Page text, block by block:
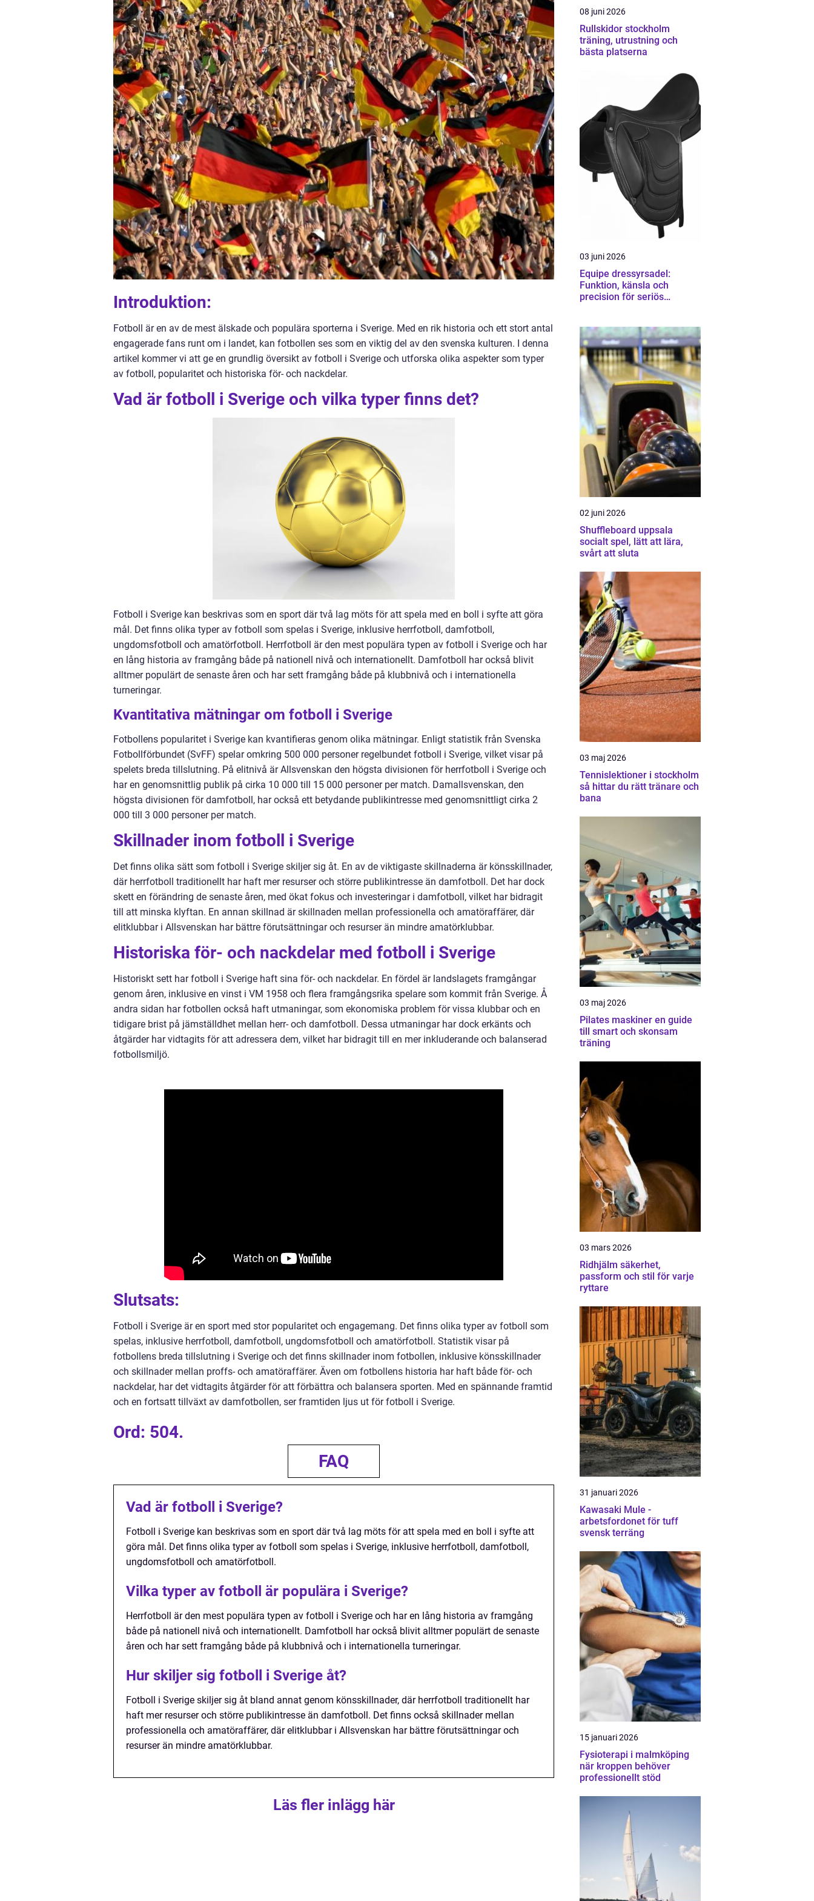
Introduktion:
Fotboll är en av de mest älskade och populära sporterna i Sverige. Med en rik historia och ett stort antal
engagerade fans runt om i landet, kan fotbollen ses som en viktig del av den svenska kulturen. I denna
artikel kommer vi att ge en grundlig översikt av fotboll i Sverige och utforska olika aspekter som typer
av fotboll, popularitet och historiska för- och nackdelar.
Vad är fotboll i Sverige och vilka typer finns det?
Fotboll i Sverige kan beskrivas som en sport där två lag möts för att spela med en boll i syfte att göra
mål. Det finns olika typer av fotboll som spelas i Sverige, inklusive herrfotboll, damfotboll,
ungdomsfotboll och amatörfotboll. Herrfotboll är den mest populära typen av fotboll i Sverige och har
en lång historia av framgång både på nationell nivå och internationellt. Damfotboll har också blivit
alltmer populärt de senaste åren och har sett framgång både på klubbnivå och i internationella
turneringar.
Kvantitativa mätningar om fotboll i Sverige
Fotbollens popularitet i Sverige kan kvantifieras genom olika mätningar. Enligt statistik från Svenska
Fotbollförbundet (SvFF) spelar omkring 500 000 personer regelbundet fotboll i Sverige, vilket visar på
spelets breda tillslutning. På elitnivå är Allsvenskan den högsta divisionen för herrfotboll i Sverige och
har en genomsnittlig publik på cirka 10 000 till 15 000 personer per match. Damallsvenskan, den
högsta divisionen för damfotboll, har också ett betydande publikintresse med genomsnittligt cirka 2
000 till 3 000 personer per match.
Skillnader inom fotboll i Sverige
Det finns olika sätt som fotboll i Sverige skiljer sig åt. En av de viktigaste skillnaderna är könsskillnader,
där herrfotboll traditionellt har haft mer resurser och större publikintresse än damfotboll. Det har dock
skett en förändring de senaste åren, med ökat fokus och investeringar i damfotboll, vilket har bidragit
till att minska klyftan. En annan skillnad är skillnaden mellan professionella och amatöraffärer, där
elitklubbar i Allsvenskan har bättre förutsättningar och resurser än mindre amatörklubbar.
Historiska för- och nackdelar med fotboll i Sverige
Historiskt sett har fotboll i Sverige haft sina för- och nackdelar. En fördel är landslagets framgångar
genom åren, inklusive en vinst i VM 1958 och flera framgångsrika spelare som kommit från Sverige. Å
andra sidan har fotbollen också haft utmaningar, som ekonomiska problem för vissa klubbar och en
tidigare brist på jämställdhet mellan herr- och damfotboll. Dessa utmaningar har dock erkänts och
åtgärder har vidtagits för att adressera dem, vilket har bidragit till en mer inkluderande och balanserad
fotbollsmiljö.
Slutsats:
Fotboll i Sverige är en sport med stor popularitet och engagemang. Det finns olika typer av fotboll som
spelas, inklusive herrfotboll, damfotboll, ungdomsfotboll och amatörfotboll. Statistik visar på
fotbollens breda tillslutning i Sverige och det finns skillnader inom fotbollen, inklusive könsskillnader
och skillnader mellan proffs- och amatöraffärer. Även om fotbollens historia har haft både för- och
nackdelar, har det vidtagits åtgärder för att förbättra och balansera sporten. Med en spännande framtid
och en fortsatt tillväxt av damfotbollen, ser framtiden ljus ut för fotboll i Sverige.
Ord: 504.
FAQ
Vad är fotboll i Sverige?
Fotboll i Sverige kan beskrivas som en sport där två lag möts för att spela med en boll i syfte att
göra mål. Det finns olika typer av fotboll som spelas i Sverige, inklusive herrfotboll, damfotboll,
ungdomsfotboll och amatörfotboll.
Vilka typer av fotboll är populära i Sverige?
Herrfotboll är den mest populära typen av fotboll i Sverige och har en lång historia av framgång
både på nationell nivå och internationellt. Damfotboll har också blivit alltmer populärt de senaste
åren och har sett framgång både på klubbnivå och i internationella turneringar.
Hur skiljer sig fotboll i Sverige åt?
Fotboll i Sverige skiljer sig åt bland annat genom könsskillnader, där herrfotboll traditionellt har
haft mer resurser och större publikintresse än damfotboll. Det finns också skillnader mellan
professionella och amatöraffärer, där elitklubbar i Allsvenskan har bättre förutsättningar och
resurser än mindre amatörklubbar.
Läs fler inlägg här
08 juni 2026
Rullskidor stockholm
träning, utrustning och
bästa platserna
03 juni 2026
Equipe dressyrsadel:
Funktion, känsla och
precision för seriös
02 juni 2026
Shuffleboard uppsala
socialt spel, lätt att lära,
svårt att sluta
03 maj 2026
Tennislektioner i stockholm
så hittar du rätt tränare och
bana
03 maj 2026
Pilates maskiner en guide
till smart och skonsam
träning
03 mars 2026
Ridhjälm säkerhet,
passform och stil för varje
ryttare
31 januari 2026
Kawasaki Mule -
arbetsfordonet för tuff
svensk terräng
15 januari 2026
Fysioterapi i malmköping
när kroppen behöver
professionellt stöd